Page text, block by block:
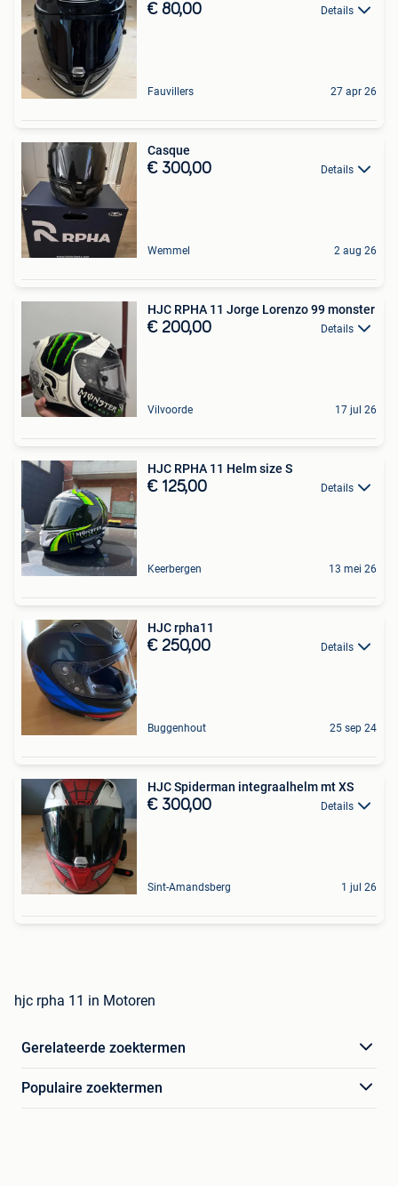
€ 80,00 Details
Fauvillers 27 apr 26
Casque
€ 300,00 Details
Wemmel 2 aug 26
HJC RPHA 11 Jorge Lorenzo 99 monster
€ 200,00 Details
Vilvoorde 17 jul 26
HJC RPHA 11 Helm size S
€ 125,00 Details
Keerbergen 13 mei 26
HJC rpha11
€ 250,00 Details
Buggenhout 25 sep 24
HJC Spiderman integraalhelm mt XS
€ 300,00 Details
Sint-Amandsberg 1 jul 26
hjc rpha 11 in Motoren
Gerelateerde zoektermen
Populaire zoektermen